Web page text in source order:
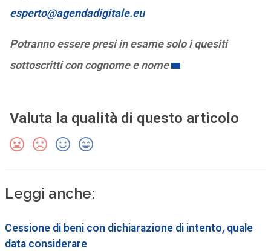
esperto@agendadigitale.eu
Potranno essere presi in esame solo i quesiti
sottoscritti con cognome e nome
Valuta la qualità di questo articolo
Leggi anche:
Cessione di beni con dichiarazione di intento, quale
data considerare